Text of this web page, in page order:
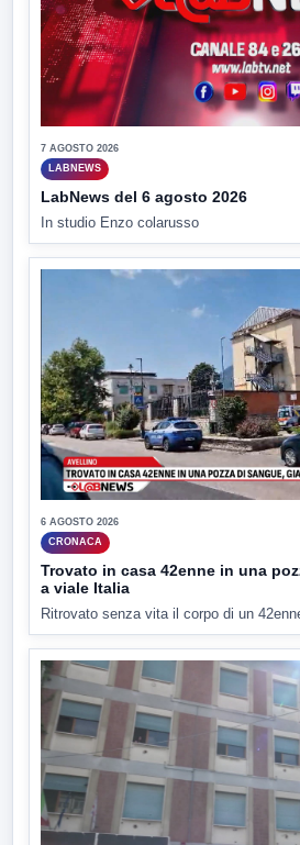
7 AGOSTO 2026
LABNEWS
LabNews del 6 agosto 2026
In studio Enzo colarusso
6 AGOSTO 2026
CRONACA
Trovato in casa 42enne in una
a viale Italia
Ritrovato senza vita il corpo di un